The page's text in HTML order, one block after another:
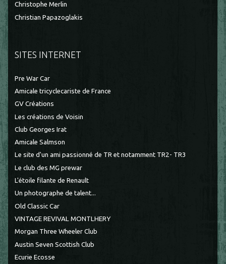
Christophe Merlin
Christian Papazoglakis
SITES INTERNET
Pre War Car
Amicale tricyclecariste de France
GV Créations
Les créations de Voisin
Club Georges Irat
Amicale Salmson
Le site d'un ami passionné de TR et notamment TR2- TR3
Le club des MG prewar
L'étoile filante de Renault
Un photographe de talent...
Old Classic Car
VINTAGE REVIVAL MONTLHERY
Morgan Three Wheeler Club
Austin Seven Scottish Club
Ecurie Ecosse